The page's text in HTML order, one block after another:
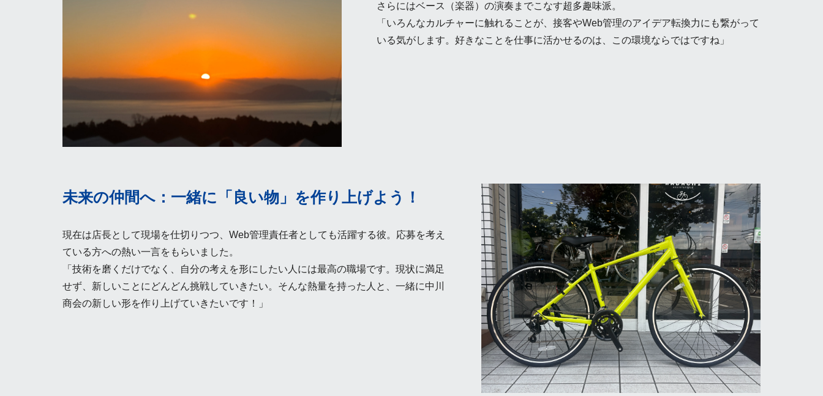
さらにはベース（楽器）の演奏までこなす超多趣味派。
「いろんなカルチャーに触れることが、接客やWeb管理のアイデア転換力にも繋がって
いる気がします。好きなことを仕事に活かせるのは、この環境ならではですね」
未来の仲間へ：一緒に「良い物」を作り上げよう！
現在は店長として現場を仕切りつつ、Web管理責任者としても活躍する彼。応募を考え
ている方への熱い一言をもらいました。
「技術を磨くだけでなく、自分の考えを形にしたい人には最高の職場です。現状に満足
せず、新しいことにどんどん挑戦していきたい。そんな熱量を持った人と、一緒に中川
商会の新しい形を作り上げていきたいです！」